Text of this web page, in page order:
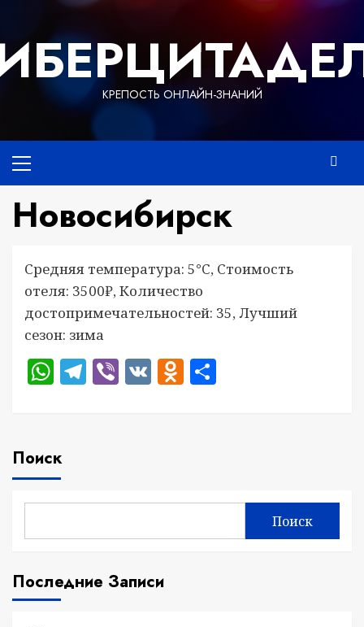
содержимому
КРЕПОСТЬ ОНЛАЙН-ЗНАНИЙ
меню
Новосибирск
Средняя температура: 5°C, Стоимость
отеля: 3500₽, Количество
достопримечательностей: 35, Лучший
сезон: зима
WhatsApp
Telegram
Viber
VKOdnoklassniki
Поиск
Поиск
Последние Записи